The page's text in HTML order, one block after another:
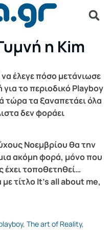
η Kim
έλεγε πόσο μετάνιωσε
το περιοδικό Playboy
τώρα τα ξαναπετάει όλα
δεν φοράει
Νοεμβρίου θα την
ακόμη φορά, μόνο που
έχει τοποθετηθεί…
με τίτλο It's all about me,
, The art of Reality,